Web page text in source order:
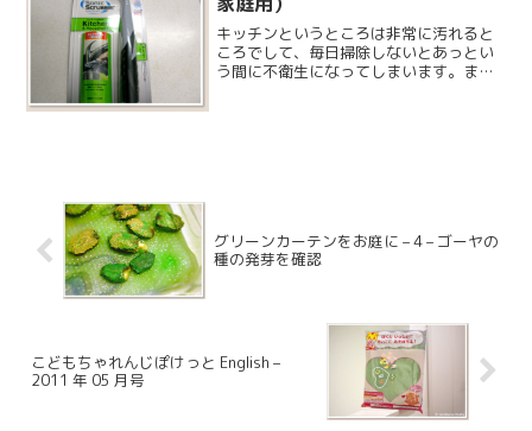
キッチンというところは非常に汚れると
ころでして、毎日掃除しないとあっとい
う間に不衛生になってしまいます。ま
グリーンカーテンをお庭に – 4 – ゴーヤの
種の発芽を確認
こどもちゃれんじぽけっと English –
2011 年 05 月号